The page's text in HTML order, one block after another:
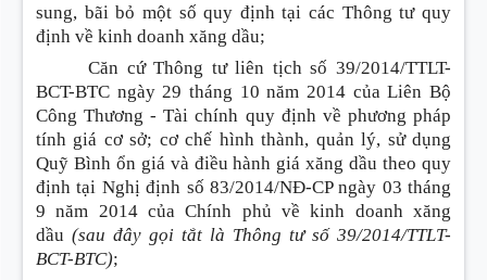
sung, bãi bỏ một số quy định tại các Thông tư quy
định về kinh doanh xăng dầu;
Căn cứ Thông tư liên tịch số 39/2014/TTLT-
BCT-BTC ngày 29 tháng 10 năm 2014 của Liên Bộ
Công Thương - Tài chính quy định về phương pháp
tính giá cơ sở; cơ chế hình thành, quản lý, sử dụng
Quỹ Bình ổn giá và điều hành giá xăng dầu theo quy
định tại Nghị định số 83/2014/NĐ-CP ngày 03 tháng
9 năm 2014 của Chính phủ về kinh doanh xăng
dầu (sau đây gọi tắt là Thông tư số 39/2014/TTLT-
BCT-BTC);